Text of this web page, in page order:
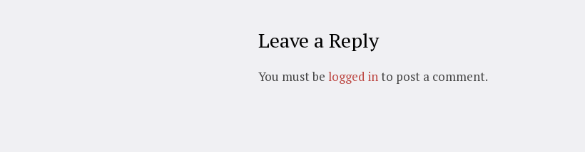
Leave a Reply
You must be logged in to post a comment.